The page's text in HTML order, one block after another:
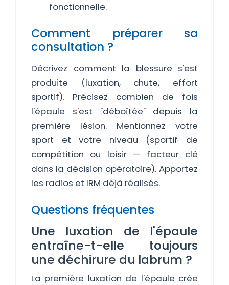
fonctionnelle.
Comment préparer sa
consultation ?
Décrivez comment la blessure s'est
produite (luxation, chute, effort
sportif). Précisez combien de fois
l'épaule s'est "déboîtée" depuis la
première lésion. Mentionnez votre
sport et votre niveau (sportif de
compétition ou loisir — facteur clé
dans la décision opératoire). Apportez
les radios et IRM déjà réalisés.
Questions fréquentes
Une luxation de l'épaule
entraîne-t-elle toujours
une déchirure du labrum ?
La première luxation de l'épaule crée